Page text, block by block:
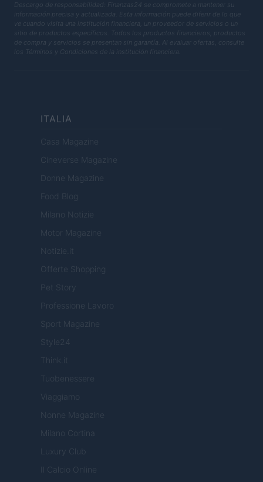
Descargo de responsabilidad: Finanzas24 se compromete a mantener su
información precisa y actualizada. Esta información puede diferir de lo que
ve cuando visita una institución financiera, un proveedor de servicios o un
sitio de productos específicos. Todos los productos financieros, productos
de compra y servicios se presentan sin garantía. Al evaluar ofertas, consulte
los Términos y Condiciones de la institución financiera.
ITALIA
Casa Magazine
Cineverse Magazine
Donne Magazine
Food Blog
Milano Notizie
Motor Magazine
Notizie.it
Offerte Shopping
Pet Story
Professione Lavoro
Sport Magazine
Style24
Think.it
Tuobenessere
Viaggiamo
Nonne Magazine
Milano Cortina
Luxury Club
Il Calcio Online